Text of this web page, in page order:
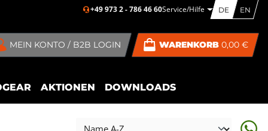
+49 973 2 - 786 46 60Service/Hilfe DE EN
MEIN KONTO / B2B LOGIN WARENKORB 0,00 €
AKTIONEN DOWNLOADS